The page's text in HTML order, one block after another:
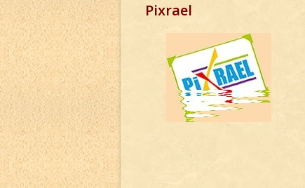
Pixrael